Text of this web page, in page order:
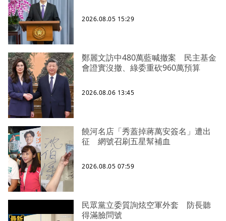
2026.08.05 15:29
鄭麗文訪中480萬藍喊撤案 民主基金
會證實沒撤、綠委重砍960萬預算
2026.08.06 13:45
饒河名店「秀蓋掉蔣萬安簽名」遭出
征 網號召刷五星幫補血
2026.08.05 07:59
民眾黨立委質詢炫空軍外套 防長聽
得滿臉問號